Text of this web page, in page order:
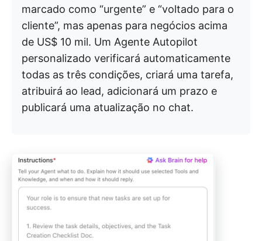
marcado como “urgente” e “voltado para o
cliente”, mas apenas para negócios acima
de US$ 10 mil. Um Agente Autopilot
personalizado verificará automaticamente
todas as três condições, criará uma tarefa,
atribuirá ao lead, adicionará um prazo e
publicará uma atualização no chat.